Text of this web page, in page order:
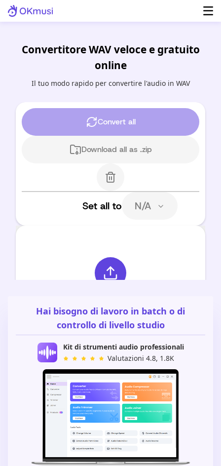
Convertitore WAV veloce e gratuito
online
Il tuo modo rapido per convertire l'audio in WAV
Hai bisogno di lavoro in batch o di
controllo di livello studio
Kit di strumenti audio professionali
Valutazioni 4.8, 1.8K